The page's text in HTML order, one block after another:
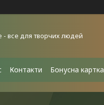
- все для творчих людей
Контакти Бонусна картка